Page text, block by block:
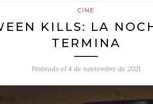
CINE
KILLS: LA
TERMINA
Posteado el 4 de noviembre de 2021